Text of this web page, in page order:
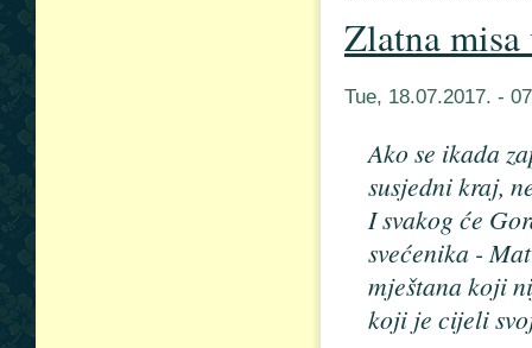
Zlatna
Tue, 18.07.2017. -
Ako se ikada
susjedni kraj,
I svakog će
svećenika -
mještana koji
koji je cijeli